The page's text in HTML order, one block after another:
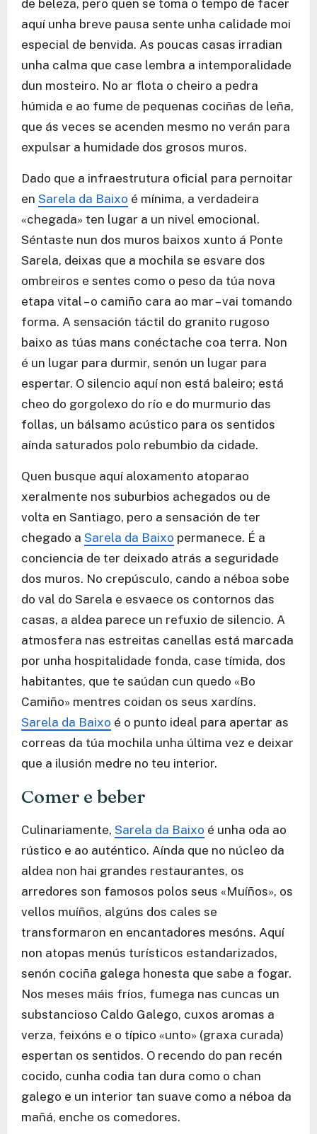
de beleza, pero quen se toma o tempo de facer
aquí unha breve pausa sente unha calidade moi
especial de benvida. As poucas casas irradian
unha calma que case lembra a intemporalidade
dun mosteiro. No ar flota o cheiro a pedra
húmida e ao fume de pequenas cociñas de leña,
que ás veces se acenden mesmo no verán para
expulsar a humidade dos grosos muros.
Dado que a infraestrutura oficial para pernoitar
en Sarela da Baixo é mínima, a verdadeira
«chegada» ten lugar a un nivel emocional.
Séntaste nun dos muros baixos xunto á Ponte
Sarela, deixas que a mochila se esvare dos
ombreiros e sentes como o peso da túa nova
etapa vital – o camiño cara ao mar – vai tomando
forma. A sensación táctil do granito rugoso
baixo as túas mans conéctache coa terra. Non
é un lugar para durmir, senón un lugar para
espertar. O silencio aquí non está baleiro; está
cheo do gorgolexo do río e do murmurio das
follas, un bálsamo acústico para os sentidos
aínda saturados polo rebumbio da cidade.
Quen busque aquí aloxamento atoparao
xeralmente nos suburbios achegados ou de
volta en Santiago, pero a sensación de ter
chegado a Sarela da Baixo permanece. É a
conciencia de ter deixado atrás a seguridade
dos muros. No crepúsculo, cando a néboa sobe
do val do Sarela e esvaece os contornos das
casas, a aldea parece un refuxio de silencio. A
atmosfera nas estreitas canellas está marcada
por unha hospitalidade fonda, case tímida, dos
habitantes, que te saúdan cun quedo «Bo
Camiño» mentres coidan os seus xardíns.
Sarela da Baixo é o punto ideal para apertar as
correas da túa mochila unha última vez e deixar
que a ilusión medre no teu interior.
Comer e beber
Culinariamente, Sarela da Baixo é unha oda ao
rústico e ao auténtico. Aínda que no núcleo da
aldea non hai grandes restaurantes, os
arredores son famosos polos seus «Muíños», os
vellos muíños, algúns dos cales se
transformaron en encantadores mesóns. Aquí
non atopas menús turísticos estandarizados,
senón cociña galega honesta que sabe a fogar.
Nos meses máis fríos, fumega nas cuncas un
substancioso Caldo Galego, cuxos aromas a
verza, feixóns e o típico «unto» (graxa curada)
espertan os sentidos. O recendo do pan recén
cocido, cunha codia tan dura como o chan
galego e un interior tan suave como a néboa da
mañá, enche os comedores.